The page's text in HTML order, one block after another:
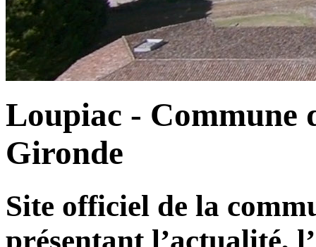
Loupiac - Commune
Gironde
Site officiel de la